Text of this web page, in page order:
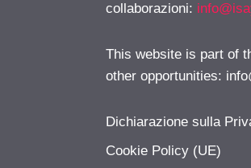
collaborazioni:
This website is part of
other opportunities:
Dichiarazione sulla
Cookie Policy (UE)